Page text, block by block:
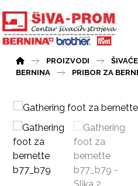
PROIZVODI
BERNINA
PRIBOR ZA